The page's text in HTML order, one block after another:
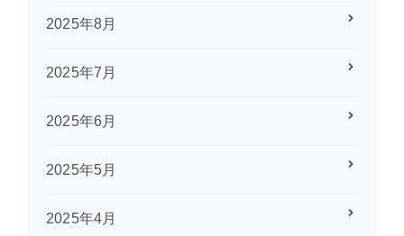
2025年8月
2025年7月
2025年6月
2025年5月
2025年4月